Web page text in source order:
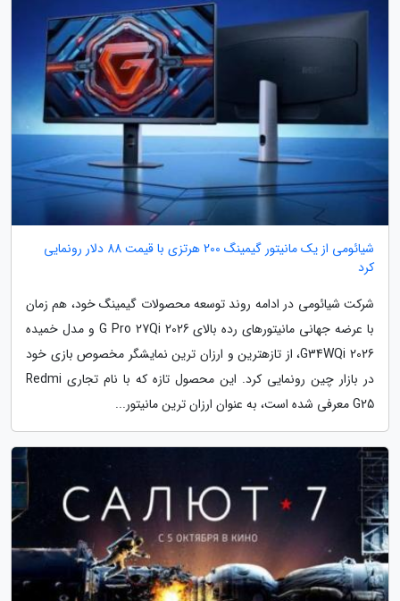
شیائومی از یک مانیتور گیمینگ 200 هرتزی با قیمت 88 دلار رونمایی
کرد
شرکت شیائومی در ادامه روند توسعه محصولات گیمینگ خود، هم زمان
با عرضه جهانی مانیتورهای رده بالای G Pro 27Qi 2026 و مدل خمیده
G34WQi 2026، از تازهترین و ارزان ترین نمایشگر مخصوص بازی خود
در بازار چین رونمایی کرد. این محصول تازه که با نام تجاری Redmi
G25 معرفی شده است، به عنوان ارزان ترین مانیتور...